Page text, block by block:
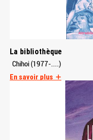
La bibliothèque
Chihoi (1977-....)
En savoir plus